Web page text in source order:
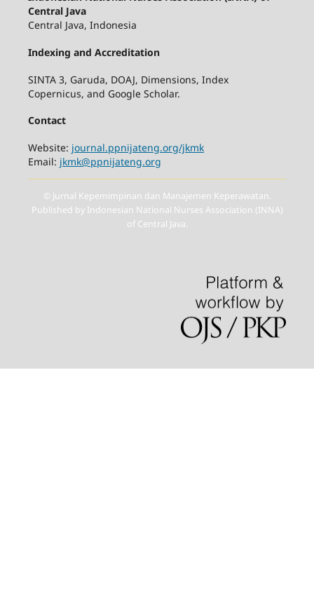
Central Java
Central Java, Indonesia
Indexing and Accreditation
SINTA 3, Garuda, DOAJ, Dimensions, Index
Copernicus, and Google Scholar.
Contact
Website: journal.ppnijateng.org/jkmk
Email: jkmk@ppnijateng.org
© Jurnal Kepemimpinan dan Manajemen Keperawatan.
Published by Indonesian National Nurses Association (INNA)
of Central Java.